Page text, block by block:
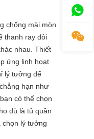
chống mài mòn
thanh ray đôi
nhau. Thiết
ứng linh hoạt
lý tưởng để
hạn như
có thể chọn
dù là tủ quần
chọn lý tưởng

